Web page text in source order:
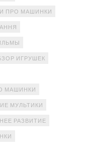
ПРО МАШИНКИ
ИГРУШЕК
МАШИНКИ
МУЛЬТИКИ
РАЗВИТИЕ